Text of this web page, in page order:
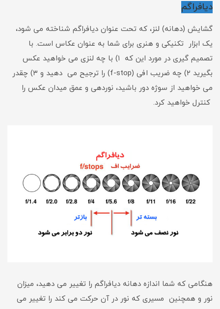
دیافراگم
گشایش (دهانه) لنز، که تحت عنوان دیافراگم شناخته می شود،
یک ابزار تکنیکی و هنری برای شما به عنوان عکاس است. با
تصمیم گیری در مورد این که ۱) با چه لنزی می خواهید عکس
بگیرید ۲) چه ضریب افی (f-stop) را ترجیح می دهید و ۳) چقدر
می خواهید از سوژه دور باشید، نوردهی و عمق میدان عکس را
کنترل خواهید کرد.
هنگامی که شما اندازه دهانه دیافراگم را تغییر می دهید، میزان
نور و همچنین مسیری که نور در آن حرکت می کند را تغییر می